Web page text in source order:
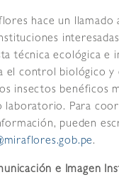
hace un llamado
técnica ecológica e
el control biológico y
insectos benéficos
laboratorio. Para
pueden
.
e Imagen